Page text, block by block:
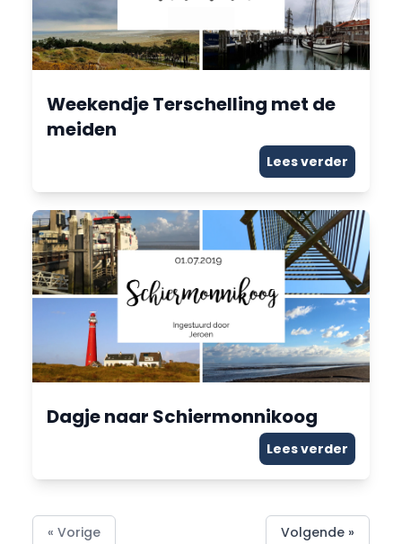
Weekendje Terschelling met de
meiden
Lees verder
Dagje naar Schiermonnikoog
Lees verder
« Vorige Volgende »